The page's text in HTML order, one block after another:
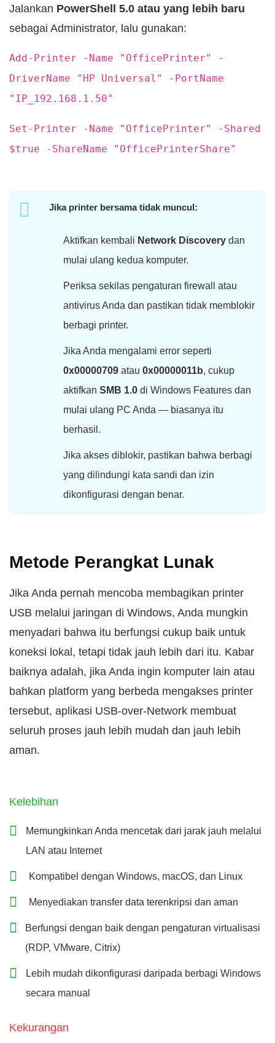
Jalankan PowerShell 5.0 atau yang lebih baru
sebagai Administrator, lalu gunakan:
Add-Printer -Name "OfficePrinter" -
DriverName "HP Universal" -PortName
"IP_192.168.1.50"
Set-Printer -Name "OfficePrinter" -Shared
$true -ShareName "OfficePrinterShare"
Jika printer bersama tidak muncul:
Aktifkan kembali Network Discovery dan
mulai ulang kedua komputer.
Periksa sekilas pengaturan firewall atau
antivirus Anda dan pastikan tidak memblokir
berbagi printer.
Jika Anda mengalami error seperti
0x00000709 atau 0x00000011b, cukup
aktifkan SMB 1.0 di Windows Features dan
mulai ulang PC Anda — biasanya itu
berhasil.
Jika akses diblokir, pastikan bahwa berbagi
yang dilindungi kata sandi dan izin
dikonfigurasi dengan benar.
Metode Perangkat Lunak
Jika Anda pernah mencoba membagikan printer
USB melalui jaringan di Windows, Anda mungkin
menyadari bahwa itu berfungsi cukup baik untuk
koneksi lokal, tetapi tidak jauh lebih dari itu. Kabar
baiknya adalah, jika Anda ingin komputer lain atau
bahkan platform yang berbeda mengakses printer
tersebut, aplikasi USB-over-Network membuat
seluruh proses jauh lebih mudah dan jauh lebih
aman.
Kelebihan
Memungkinkan Anda mencetak dari jarak jauh melalui
LAN atau Internet
Kompatibel dengan Windows, macOS, dan Linux
Menyediakan transfer data terenkripsi dan aman
Berfungsi dengan baik dengan pengaturan virtualisasi
(RDP, VMware, Citrix)
Lebih mudah dikonfigurasi daripada berbagi Windows
secara manual
Kekurangan